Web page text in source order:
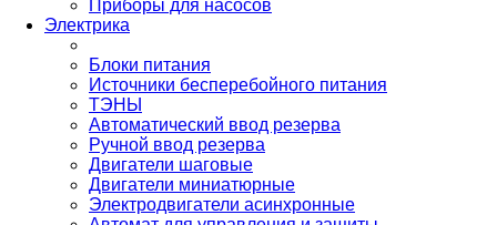
Приборы для насосов
Электрика
Блоки питания
Источники бесперебойного питания
ТЭНЫ
Автоматический ввод резерва
Ручной ввод резерва
Двигатели шаговые
Двигатели миниатюрные
Электродвигатели асинхронные